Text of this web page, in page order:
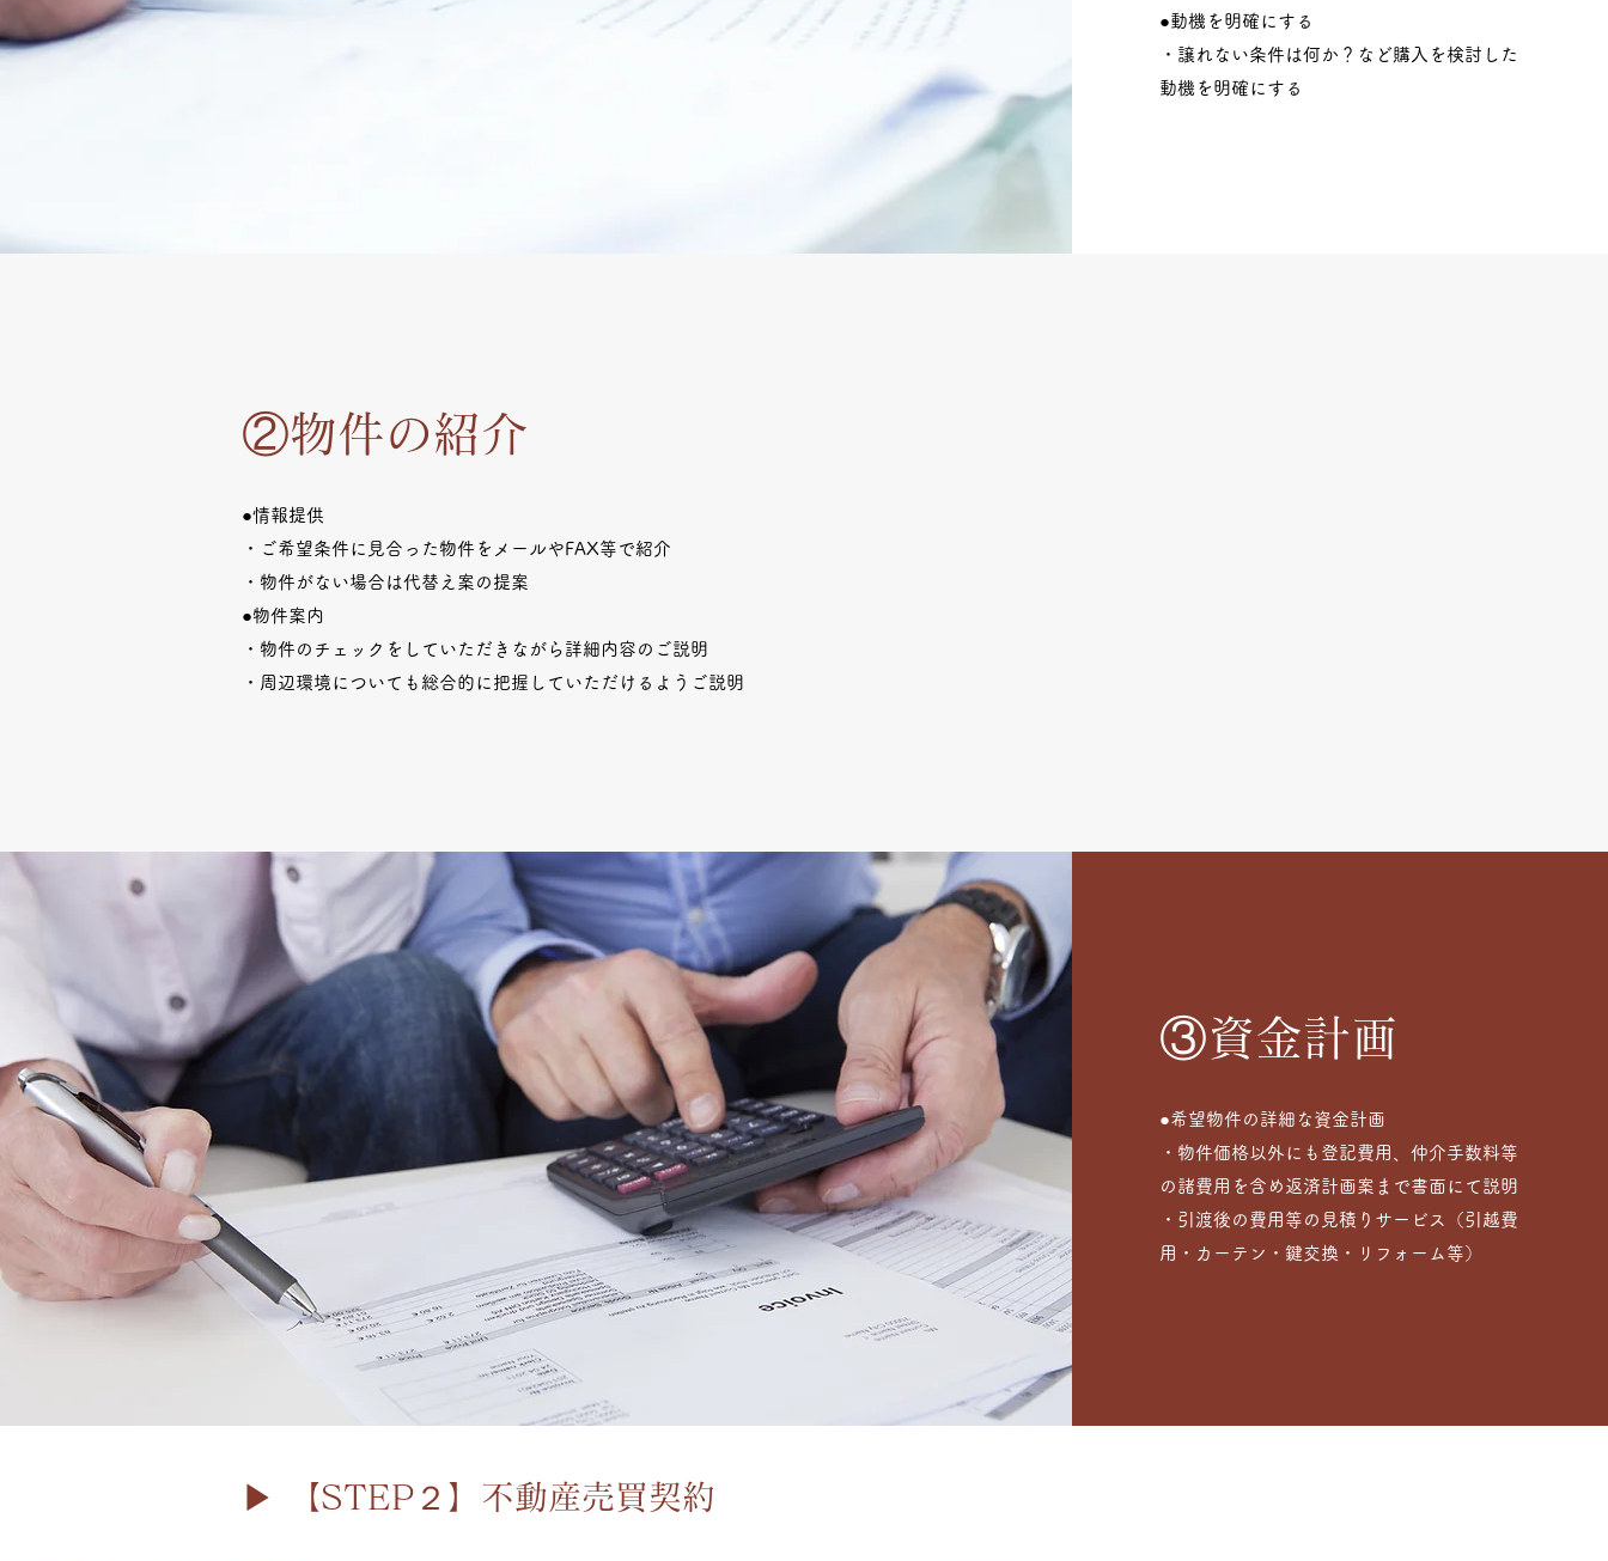
●動機を明確にする
・譲れない条件は何か？など購入を検討した
動機を明確にする
②物件の紹介
●情報提供
・ご希望条件に見合った物件をメールやFAX等で紹介
・物件がない場合は代替え案の提案
●物件案内
・物件のチェックをしていただきながら詳細内容のご説明
・周辺環境についても総合的に把握していただけるようご説明
③資金計画
●希望物件の詳細な資金計画
・物件価格以外にも登記費用、仲介手数料等
の諸費用を含め返済計画案まで書面にて説明
・引渡後の費用等の見積りサービス（引越費
用・カーテン・鍵交換・リフォーム等）
▶︎ 【STEP２】不動産売買契約